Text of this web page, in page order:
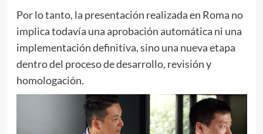
Por lo tanto, la presentación realizada en Roma no
implica todavía una aprobación automática ni una
implementación definitiva, sino una nueva etapa
dentro del proceso de desarrollo, revisión y
homologación.